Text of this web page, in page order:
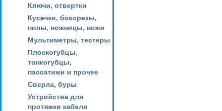
Ключи, отвертки
Кусачки, бокорезы,
пилы, ножницы, ножи
Мультиметры, тестеры
Плоскогубцы,
тонкогубцы,
пассатижи и прочее
Сверла, буры
Устройства для
протяжки кабеля